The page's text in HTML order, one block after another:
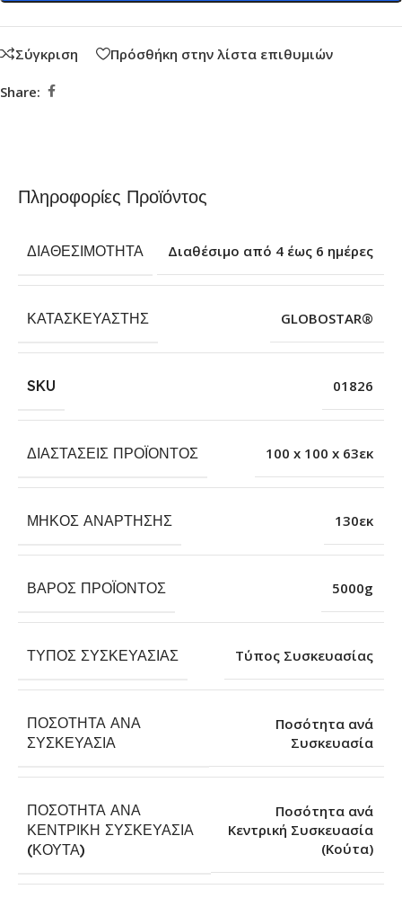
Σύγκριση Πρόσθήκη στην λίστα επιθυμιών
Share:
Πληροφορίες Προϊόντος
ΔΙΑΘΕΣΙΜΌΤΗΤΑ Διαθέσιμο από 4 έως 6 ημέρες
ΚΑΤΑΣΚΕΥΑΣΤΉΣ GLOBOSTAR®
SKU 01826
ΔΙΑΣΤΆΣΕΙΣ ΠΡΟΪΌΝΤΟΣ 100 x 100 x 63εκ
ΜΉΚΟΣ ΑΝΆΡΤΗΣΗΣ 130εκ
ΒΆΡΟΣ ΠΡΟΪΌΝΤΟΣ 5000g
ΤΎΠΟΣ ΣΥΣΚΕΥΑΣΊΑΣ Τύπος Συσκευασίας
ΠΟΣΌΤΗΤΑ ΑΝΆ
ΣΥΣΚΕΥΑΣΊΑ
Ποσότητα ανά
Συσκευασία
ΠΟΣΌΤΗΤΑ ΑΝΆ
ΚΕΝΤΡΙΚΉ ΣΥΣΚΕΥΑΣΊΑ
(ΚΟΎΤΑ)
Ποσότητα ανά
Κεντρική Συσκευασία
(Κούτα)